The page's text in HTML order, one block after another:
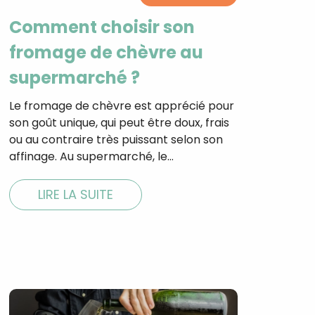
Comment choisir son
fromage de chèvre au
supermarché ?
Le fromage de chèvre est apprécié pour
son goût unique, qui peut être doux, frais
ou au contraire très puissant selon son
affinage. Au supermarché, le…
LIRE LA SUITE
les
que